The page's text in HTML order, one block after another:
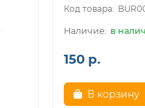
в
150 р.
В корзину